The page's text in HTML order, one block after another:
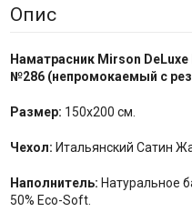
Опис
Наматрасник Mirson
№286 (непромокаемый с
Размер: 150x200 см.
Чехол: Итальянский Сатин
Наполнитель: Натуральное
50% Eco-Soft.